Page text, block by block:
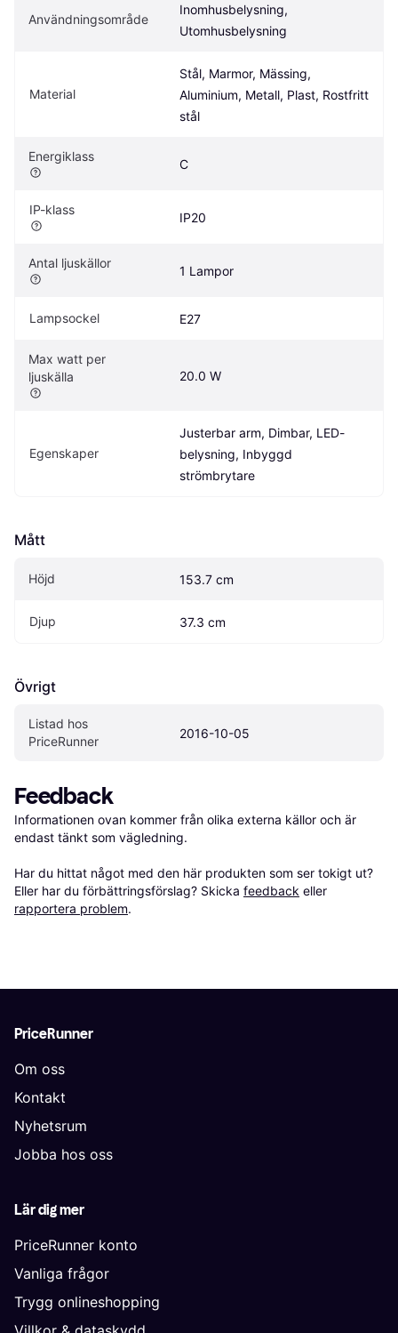
Användningsområde
Inomhusbelysning,
Utomhusbelysning
Material
Stål, Marmor, Mässing,
Aluminium, Metall, Plast, Rostfritt
stål
Energiklass
C
IP-klass
IP20
Antal ljuskällor
1 Lampor
Lampsockel E27
Max watt per
ljuskälla
20.0 W
Egenskaper
Justerbar arm, Dimbar, LED-
belysning, Inbyggd
strömbrytare
Mått
Höjd 153.7 cm
Djup 37.3 cm
Övrigt
Listad hos
PriceRunner
2016-10-05
Feedback
Informationen ovan kommer från olika externa källor och är
endast tänkt som vägledning.
Har du hittat något med den här produkten som ser tokigt ut?
Eller har du förbättringsförslag? Skicka feedback eller
rapportera problem.
PriceRunner
Om oss
Kontakt
Nyhetsrum
Jobba hos oss
Lär dig mer
PriceRunner konto
Vanliga frågor
Trygg onlineshopping